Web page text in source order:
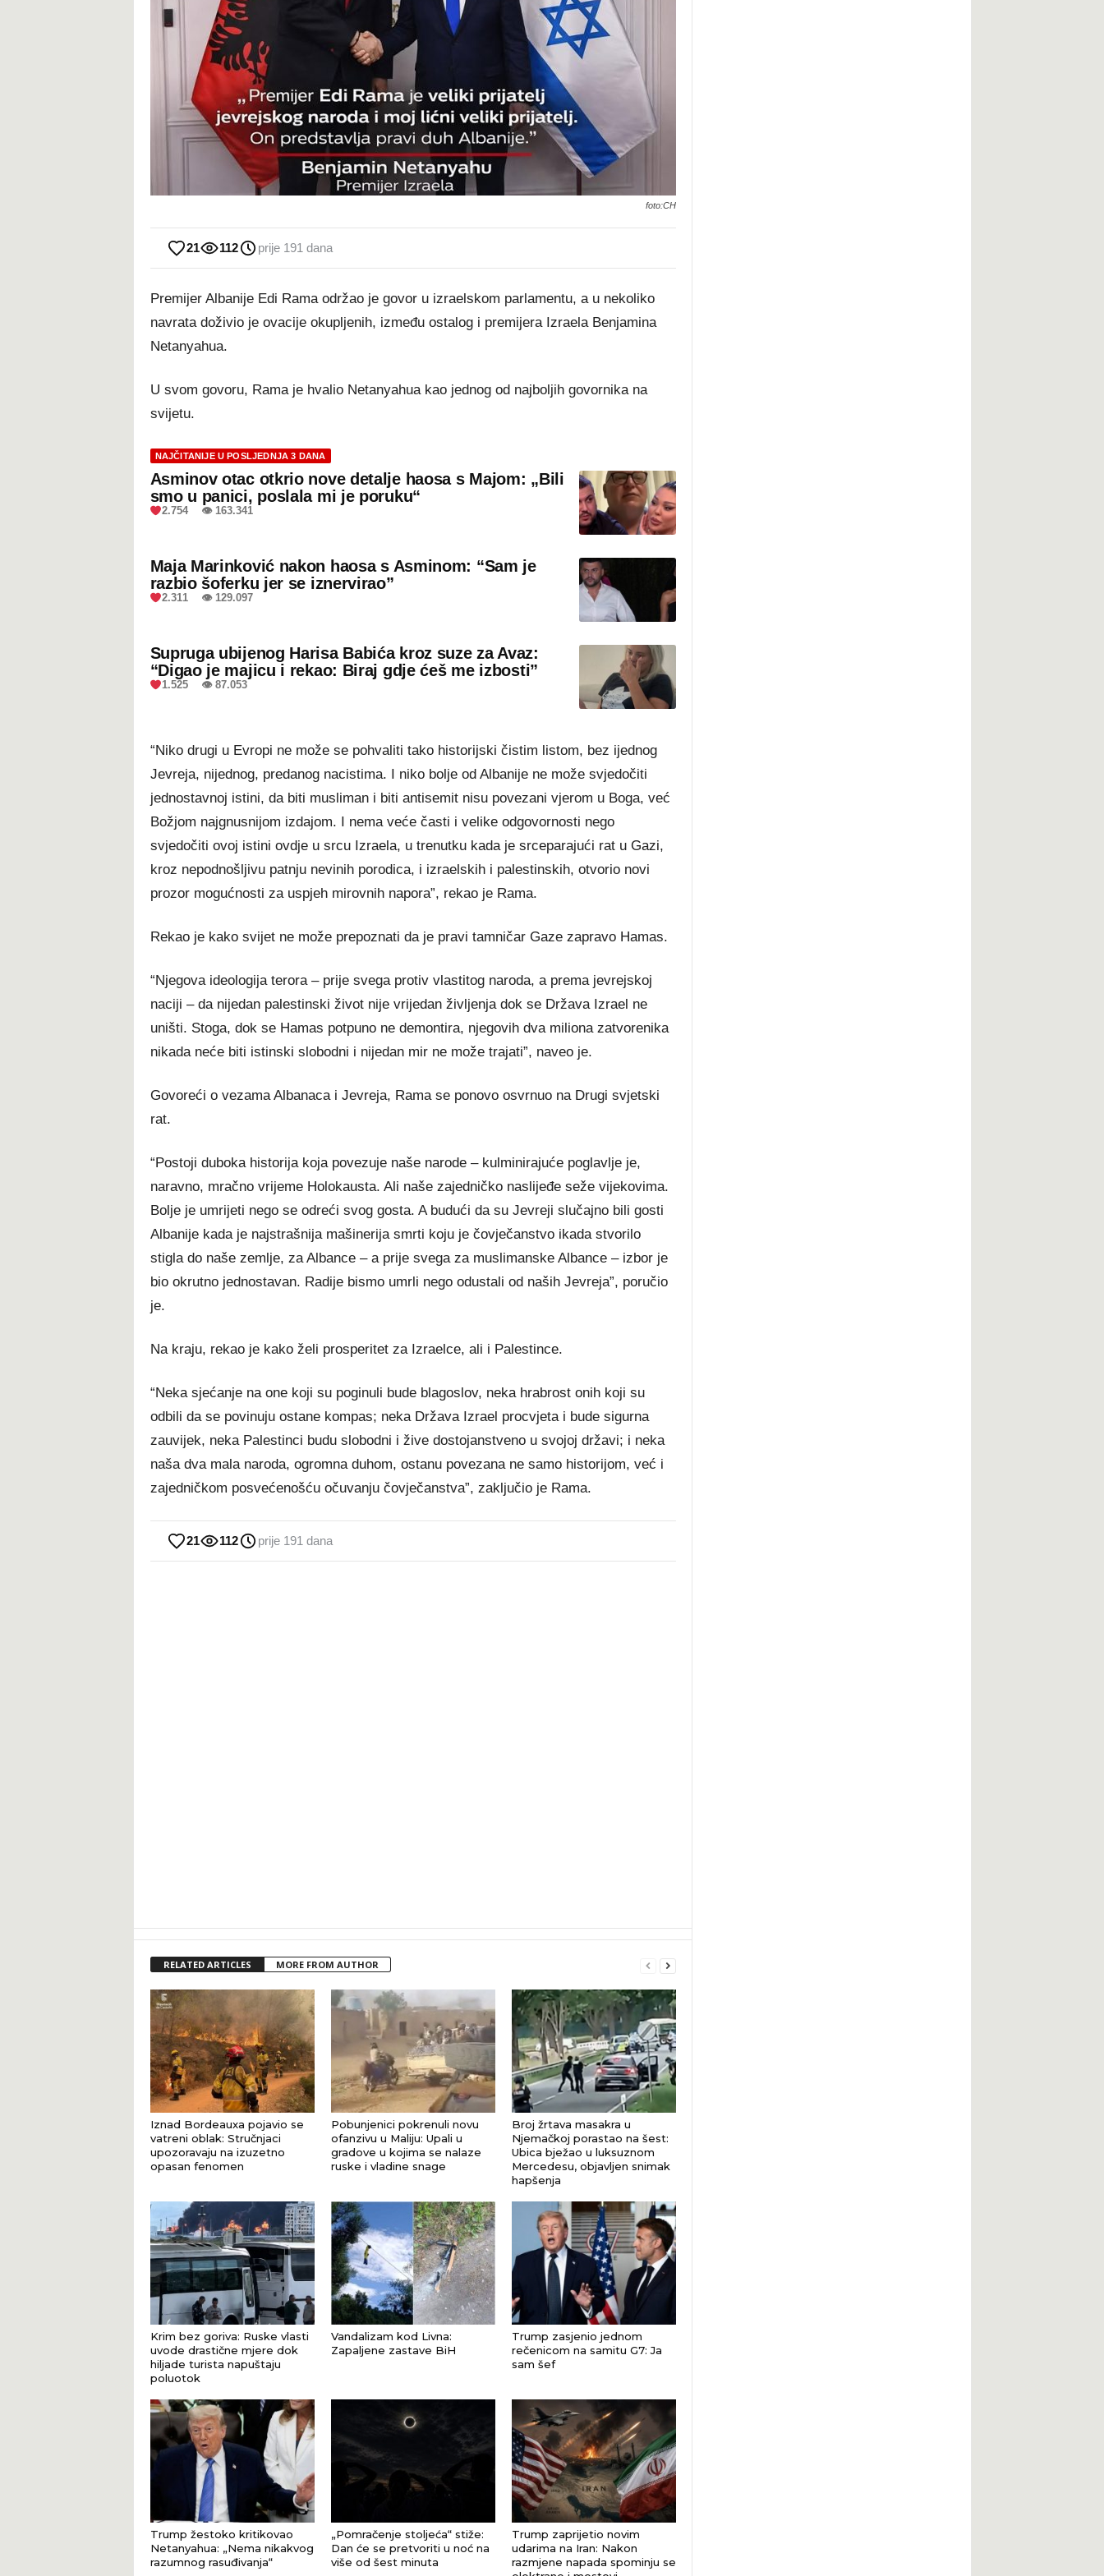
foto:CH
21 112 prije 191 dana
Premijer Albanije Edi Rama održao je govor u izraelskom parlamentu, a u nekoliko
navrata doživio je ovacije okupljenih, između ostalog i premijera Izraela Benjamina
Netanyahua.
U svom govoru, Rama je hvalio Netanyahua kao jednog od najboljih govornika na
svijetu.
NAJČITANIJE U POSLJEDNJA 3 DANA
Asminov otac otkrio nove detalje haosa s Majom: „Bili
smo u panici, poslala mi je poruku“
2.754 👁 163.341
Maja Marinković nakon haosa s Asminom: “Sam je
razbio šoferku jer se iznervirao”
2.311 👁 129.097
Supruga ubijenog Harisa Babića kroz suze za Avaz:
“Digao je majicu i rekao: Biraj gdje ćeš me izbosti”
1.525 👁 87.053
“Niko drugi u Evropi ne može se pohvaliti tako historijski čistim listom, bez ijednog
Jevreja, nijednog, predanog nacistima. I niko bolje od Albanije ne može svjedočiti
jednostavnoj istini, da biti musliman i biti antisemit nisu povezani vjerom u Boga, već
Božjom najgnusnijom izdajom. I nema veće časti i velike odgovornosti nego
svjedočiti ovoj istini ovdje u srcu Izraela, u trenutku kada je srceparajući rat u Gazi,
kroz nepodnošljivu patnju nevinih porodica, i izraelskih i palestinskih, otvorio novi
prozor mogućnosti za uspjeh mirovnih napora”, rekao je Rama.
Rekao je kako svijet ne može prepoznati da je pravi tamničar Gaze zapravo Hamas.
“Njegova ideologija terora – prije svega protiv vlastitog naroda, a prema jevrejskoj
naciji – da nijedan palestinski život nije vrijedan življenja dok se Država Izrael ne
uništi. Stoga, dok se Hamas potpuno ne demontira, njegovih dva miliona zatvorenika
nikada neće biti istinski slobodni i nijedan mir ne može trajati”, naveo je.
Govoreći o vezama Albanaca i Jevreja, Rama se ponovo osvrnuo na Drugi svjetski
rat.
“Postoji duboka historija koja povezuje naše narode – kulminirajuće poglavlje je,
naravno, mračno vrijeme Holokausta. Ali naše zajedničko naslijeđe seže vijekovima.
Bolje je umrijeti nego se odreći svog gosta. A budući da su Jevreji slučajno bili gosti
Albanije kada je najstrašnija mašinerija smrti koju je čovječanstvo ikada stvorilo
stigla do naše zemlje, za Albance – a prije svega za muslimanske Albance – izbor je
bio okrutno jednostavan. Radije bismo umrli nego odustali od naših Jevreja”, poručio
je.
Na kraju, rekao je kako želi prosperitet za Izraelce, ali i Palestince.
“Neka sjećanje na one koji su poginuli bude blagoslov, neka hrabrost onih koji su
odbili da se povinuju ostane kompas; neka Država Izrael procvjeta i bude sigurna
zauvijek, neka Palestinci budu slobodni i žive dostojanstveno u svojoj državi; i neka
naša dva mala naroda, ogromna duhom, ostanu povezana ne samo historijom, već i
zajedničkom posvećenošću očuvanju čovječanstva”, zaključio je Rama.
21 112 prije 191 dana
RELATED ARTICLES MORE FROM AUTHOR
Iznad Bordeauxa pojavio se
vatreni oblak: Stručnjaci
upozoravaju na izuzetno
opasan fenomen
Pobunjenici pokrenuli novu
ofanzivu u Maliju: Upali u
gradove u kojima se nalaze
ruske i vladine snage
Broj žrtava masakra u
Njemačkoj porastao na šest:
Ubica bježao u luksuznom
Mercedesu, objavljen snimak
hapšenja
Krim bez goriva: Ruske vlasti
uvode drastične mjere dok
hiljade turista napuštaju
poluotok
Vandalizam kod Livna:
Zapaljene zastave BiH
Trump zasjenio jednom
rečenicom na samitu G7: Ja
sam šef
Trump žestoko kritikovao
Netanyahua: „Nema nikakvog
razumnog rasuđivanja“
„Pomračenje stoljeća“ stiže:
Dan će se pretvoriti u noć na
više od šest minuta
Trump zaprijetio novim
udarima na Iran: Nakon
razmjene napada spominju se